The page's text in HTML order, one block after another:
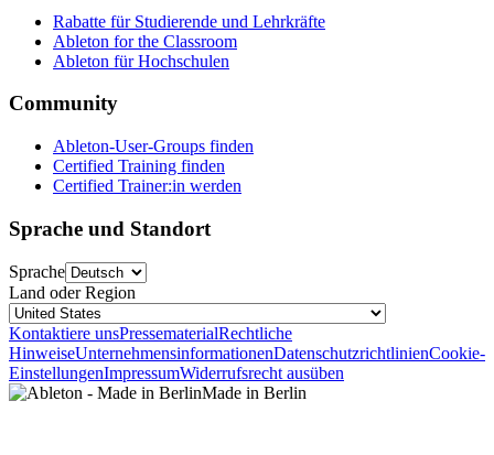
Rabatte für Studierende und Lehrkräfte
Ableton for the Classroom
Ableton für Hochschulen
Community
Ableton-User-Groups finden
Certified Training finden
Certified Trainer:in werden
Sprache und Standort
Sprache
Land oder Region
Kontaktiere unsPressematerialRechtliche
HinweiseUnternehmensinformationenDatenschutzrichtlinienCookie-
EinstellungenImpressumWiderrufsrecht ausüben
Made in Berlin